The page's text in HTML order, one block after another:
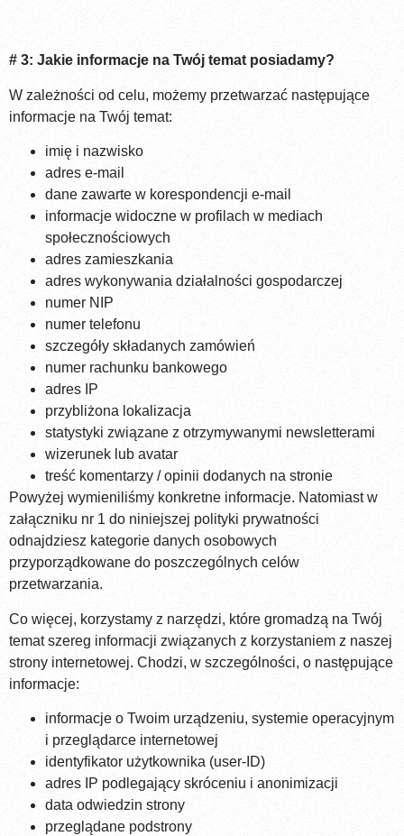
# 3: Jakie informacje na Twój temat posiadamy?
W zależności od celu, możemy przetwarzać następujące
informacje na Twój temat:
imię i nazwisko
adres e-mail
dane zawarte w korespondencji e-mail
informacje widoczne w profilach w mediach
społecznościowych
adres zamieszkania
adres wykonywania działalności gospodarczej
numer NIP
numer telefonu
szczegóły składanych zamówień
numer rachunku bankowego
adres IP
przybliżona lokalizacja
statystyki związane z otrzymywanymi newsletterami
wizerunek lub avatar
treść komentarzy / opinii dodanych na stronie
Powyżej wymieniliśmy konkretne informacje. Natomiast w
załączniku nr 1 do niniejszej polityki prywatności
odnajdziesz kategorie danych osobowych
przyporządkowane do poszczególnych celów
przetwarzania.
Co więcej, korzystamy z narzędzi, które gromadzą na Twój
temat szereg informacji związanych z korzystaniem z naszej
strony internetowej. Chodzi, w szczególności, o następujące
informacje:
informacje o Twoim urządzeniu, systemie operacyjnym
i przeglądarce internetowej
identyfikator użytkownika (user-ID)
adres IP podlegający skróceniu i anonimizacji
data odwiedzin strony
przeglądane podstrony